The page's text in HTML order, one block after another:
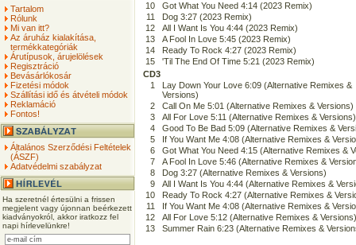
Tartalom
Rólunk
Mi van itt?
Az áruház kialakítása,
termékkategóriák
Árutípusok, árujelölések
Regisztráció
Bevásárlókosár
Fizetési módok
Szállítási idő és átvételi módok
Reklamáció
Fontos!
Általános Szerződési Feltételek
(ÁSZF)
Adatvédelmi szabályzat
Ha szeretnél értesülni a frissen
megjelent vagy újonnan beérkezett
kiadványokról, akkor iratkozz fel
napi hírlevelünkre!
10
Got What You Need 4:14 (2023 Remix)
11
Dog 3:27 (2023 Remix)
12
All I Want Is You 4:44 (2023 Remix)
13
A Fool In Love 5:45 (2023 Remix)
14
Ready To Rock 4:27 (2023 Remix)
15
'Til The End Of Time 5:21 (2023 Remix)
CD3
1
Lay Down Your Love 6:09 (Alternative Remixes &
Versions)
2
Call On Me 5:01 (Alternative Remixes & Versions)
3
All For Love 5:11 (Alternative Remixes & Versions)
4
Good To Be Bad 5:09 (Alternative Remixes &
5
If You Want Me 4:08 (Alternative Remixes &
6
Got What You Need 4:15 (Alternative Remixes &
7
A Fool In Love 5:46 (Alternative Remixes &
8
Dog 3:27 (Alternative Remixes & Versions)
9
All I Want Is You 4:44 (Alternative Remixes &
10
Ready To Rock 4:27 (Alternative Remixes &
11
If You Want Me 4:08 (Alternative Remixes &
12
All For Love 5:12 (Alternative Remixes & Versions)
13
Summer Rain 6:23 (Alternative Remixes &